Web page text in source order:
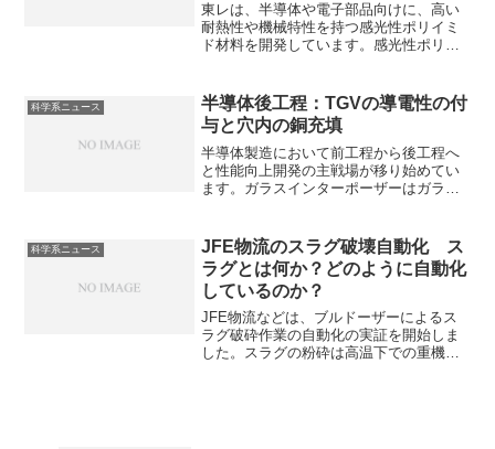
東レは、半導体や電子部品向けに、高い
耐熱性や機械特性を持つ感光性ポリイミ
ド材料を開発しています。感光性ポリイ
感光性のメリット、用途を知ることがで
きます。
科学系ニュース
半導体後工程：TGVの導電性の付
与と穴内の銅充填
半導体製造において前工程から後工程へ
と性能向上開発の主戦場が移り始めてい
ます。ガラスインターポーザーはガラス
近い、大面積で安価に製造できるなどの
特徴を持っています。ガラスインターポ
ーザーにはTGVと呼ばれる貫通穴があ
り、ガラス表面に銅の回路を形成するだ
けでなくこの貫通穴を銅で充填する必要
があります。TGVの導電性付与の方法や
銅めっきでの充填について知ることがで
きます。
科学系ニュース
JFE物流のスラグ破壊自動化 ス
ラグとは何か？どのように自動化
しているのか？
JFE物流などは、ブルドーザーによるス
ラグ破砕作業の自動化の実証を開始しま
した。スラグの粉砕は高温下での重機操